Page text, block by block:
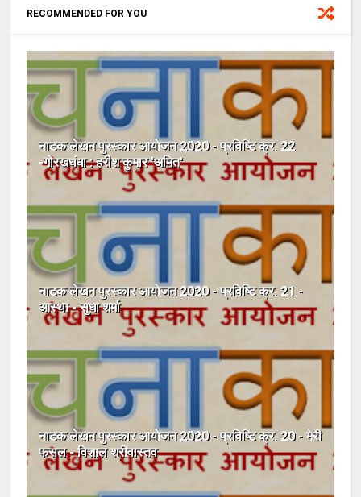
RECOMMENDED FOR YOU
नाटक लेखन पुरस्कार आयोजन 2020 - प्रविष्टि क्र. 22
-गोरखधंधा : हरीश कुमार 'अमित'
नाटक लेखन पुरस्कार आयोजन 2020 - प्रविष्टि क्र. 21 -
आस्था - सुधा शर्मा
नाटक लेखन पुरस्कार आयोजन 2020 - प्रविष्टि क्र. 20 - मेरी
फसल - विशाल श्रीवास्तव